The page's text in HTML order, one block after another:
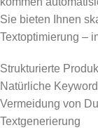
Sie bieten Ihnen
Textoptimierung –
Strukturierte
Natürliche
Vermeidung von
Textgenerierung